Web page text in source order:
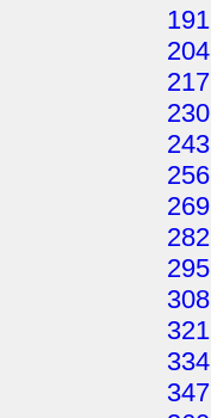
191
204
217
230
243
256
269
282
295
308
321
334
347